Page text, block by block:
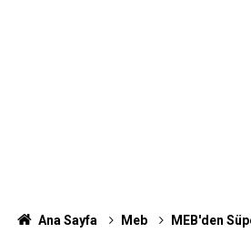
Ana Sayfa Meb MEB'den